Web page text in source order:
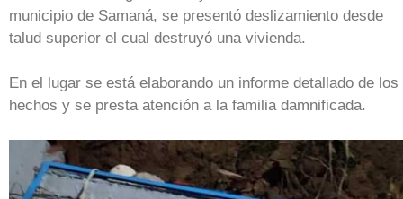
municipio de Samaná, se presentó deslizamiento desde
talud superior el cual destruyó una vivienda.
En el lugar se está elaborando un informe detallado de los
hechos y se presta atención a la familia damnificada.